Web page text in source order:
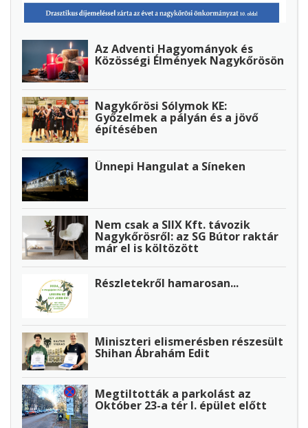
Az Adventi Hagyományok és
Közösségi Élmények Nagykőrösön
Nagykőrösi Sólymok KE:
Győzelmek a pályán és a jövő
építésében
Ünnepi Hangulat a Síneken
Nem csak a SIIX Kft. távozik
Nagykőrösről: az SG Bútor raktár
már el is költözött
Részletekről hamarosan...
Miniszteri elismerésben részesült
Shihan Ábrahám Edit
Megtiltották a parkolást az
Október 23-a tér I. épület előtt